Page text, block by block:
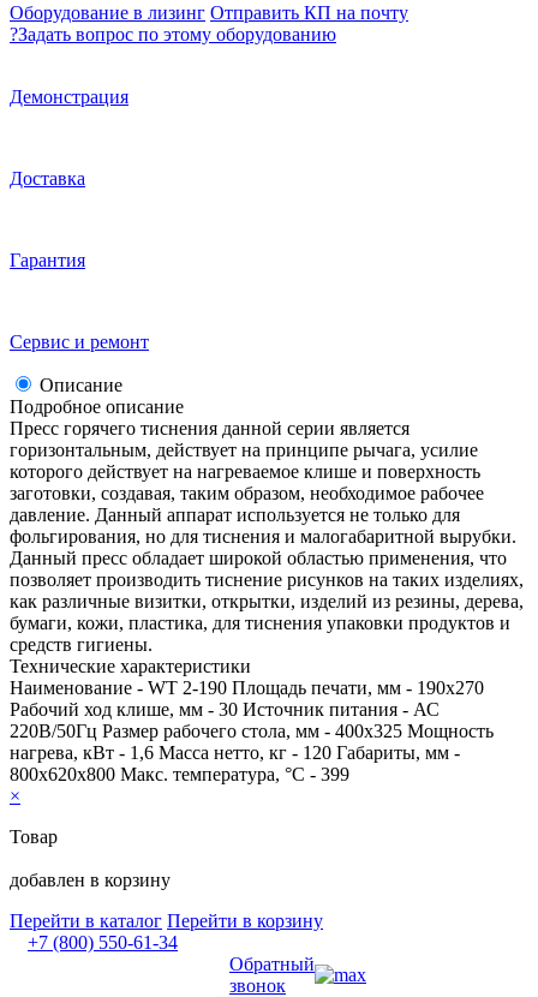
Оборудование в лизинг Отправить КП на почту
?Задать вопрос по этому оборудованию
Демонстрация
Доставка
Гарантия
Сервис и ремонт
Описание
Подробное описание
Пресс горячего тиснения данной серии является
горизонтальным, действует на принципе рычага, усилие
которого действует на нагреваемое клише и поверхность
заготовки, создавая, таким образом, необходимое рабочее
давление. Данный аппарат используется не только для
фольгирования, но для тиснения и малогабаритной вырубки.
Данный пресс обладает широкой областью применения, что
позволяет производить тиснение рисунков на таких изделиях,
как различные визитки, открытки, изделий из резины, дерева,
бумаги, кожи, пластика, для тиснения упаковки продуктов и
средств гигиены.
Технические характеристики
Наименование - WT 2-190 Площадь печати, мм - 190х270
Рабочий ход клише, мм - 30 Источник питания - АС
220В/50Гц Размер рабочего стола, мм - 400х325 Мощность
нагрева, кВт - 1,6 Масса нетто, кг - 120 Габариты, мм -
800х620х800 Макс. температура, °С - 399
×
Товар
добавлен в корзину
Перейти в каталог Перейти в корзину
+7 (800) 550-61-34
Обратный
звонок